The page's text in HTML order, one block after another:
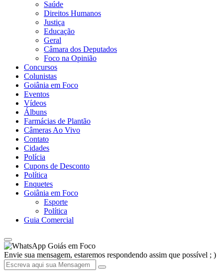
Saúde
Direitos Humanos
Justiça
Educação
Geral
Câmara dos Deputados
Foco na Opinião
Concursos
Colunistas
Goiânia em Foco
Eventos
Vídeos
Álbuns
Farmácias de Plantão
Câmeras Ao Vivo
Contato
Cidades
Polícia
Cupons de Desconto
Política
Enquetes
Goiânia em Foco
Esporte
Política
Guia Comercial
Goiás em Foco
Envie sua mensagem, estaremos respondendo assim que possível ; )